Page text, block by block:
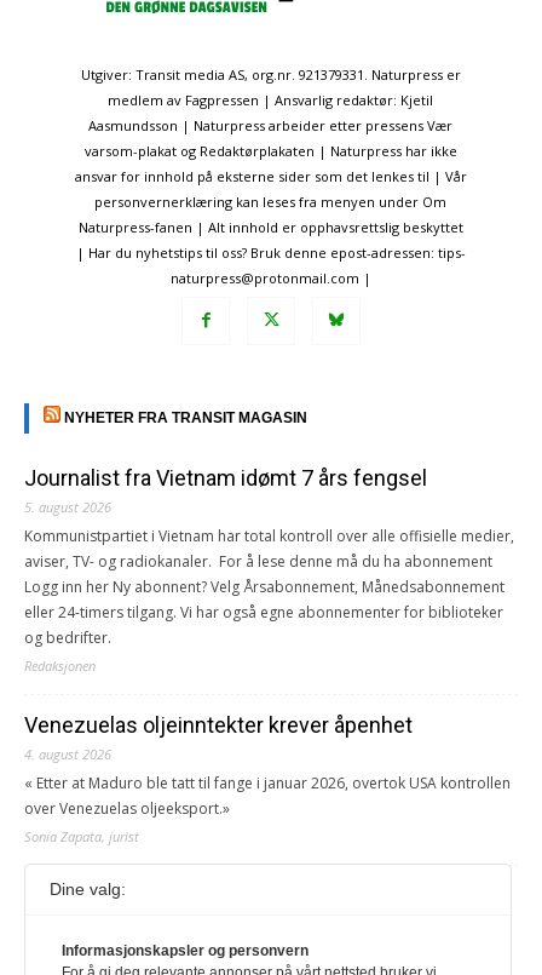
Utgiver: Transit media AS, org.nr. 921379331. Naturpress er
medlem av Fagpressen | Ansvarlig redaktør: Kjetil
Aasmundsson | Naturpress arbeider etter pressens Vær
varsom-plakat og Redaktørplakaten | Naturpress har ikke
ansvar for innhold på eksterne sider som det lenkes til | Vår
personvernerklæring kan leses fra menyen under Om
Naturpress-fanen | Alt innhold er opphavsrettslig beskyttet
| Har du nyhetstips til oss? Bruk denne epost-adressen: tips-
naturpress@protonmail.com |
NYHETER FRA TRANSIT MAGASIN
Journalist fra Vietnam idømt 7 års fengsel
5. august 2026
Kommunistpartiet i Vietnam har total kontroll over alle offisielle medier,
aviser, TV- og radiokanaler. For å lese denne må du ha abonnement
Logg inn her Ny abonnent? Velg Årsabonnement, Månedsabonnement
eller 24-timers tilgang. Vi har også egne abonnementer for biblioteker
og bedrifter.
Redaksjonen
Venezuelas oljeinntekter krever åpenhet
4. august 2026
« Etter at Maduro ble tatt til fange i januar 2026, overtok USA kontrollen
over Venezuelas oljeeksport.»
Sonia Zapata, jurist
117,8 millioner er på flukt, en nedgang fra forrige
1. august 2026
Dine valg:
Informasjonskapsler og personvern